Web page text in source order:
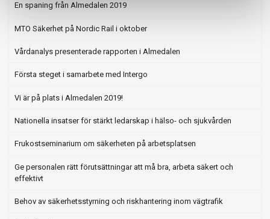
En spaning från Almedalen 2019
MTO Säkerhet på Nordic Rail i oktober
Vårdanalys presenterade rapporten i Almedalen
Första steget i samarbete med Intergo
Vi är på plats i Almedalen 2019!
Nationella insatser för stärkt ledarskap i hälso- och sjukvården
Frukostseminarium om säkerheten på arbetsplatsen
Ge personalen rätt förutsättningar att må bra, arbeta säkert och
effektivt
Behov av säkerhetsstyrning och riskhantering inom vägtrafik